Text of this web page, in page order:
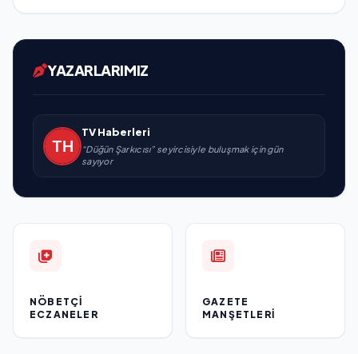
YAZARLARIMIZ
TV Haberleri
“Düğün Şarkıcısı” seyircisiyle buluşmak için gün
sayıyor
NÖBETÇI
ECZANELER
GAZETE
MANŞETLERI